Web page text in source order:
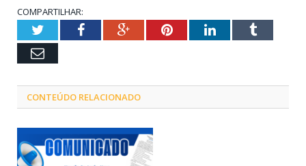
COMPARTILHAR:
TwitterFacebookGoogle+PinterestLinkedInTumblr
Email
CONTEÚDO RELACIONADO